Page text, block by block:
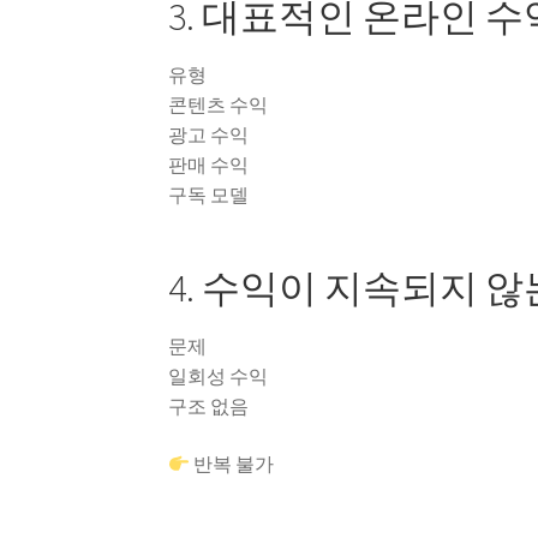
3. 대표적인 온라인 수
유형
콘텐츠 수익
광고 수익
판매 수익
구독 모델
4. 수익이 지속되지 않
문제
일회성 수익
구조 없음
반복 불가